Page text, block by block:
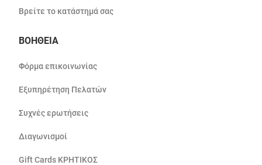
Βρείτε το κατάστημά σας
ΒΟΗΘΕΙΑ
Φόρμα επικοινωνίας
Εξυπηρέτηση Πελατών
Συχνές ερωτήσεις
Διαγωνισμοί
Gift Cards ΚΡΗΤΙΚΟΣ